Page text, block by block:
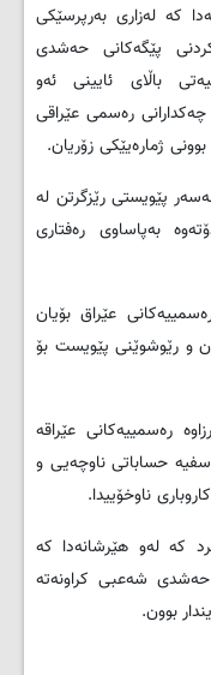
کە لەزاری بەرپرسێکی
پێگەکانی حەشدی
باڵای ئایینی ئەو
رەسمی عێراقی
ژمارەیێکی زۆریان.
پێویستی رێزگرتن لە
بەپاساوی رەفتاری
عێراق بۆیان
و رێوشوێنی پێویست بۆ
رەسمییەکانی عێراقە
حساباتی ناوچەیی و
ناوخۆییدا.
کە لەو هێرشانەدا کە
لیوای 45 و بارەگانی لیوای 46ی حەشدی شەعبی کراونەتە